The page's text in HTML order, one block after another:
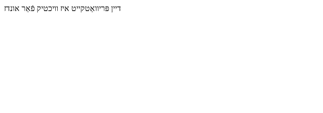
דיין פּריוואַטקייט איז וויכטיק פֿאַר אונדז